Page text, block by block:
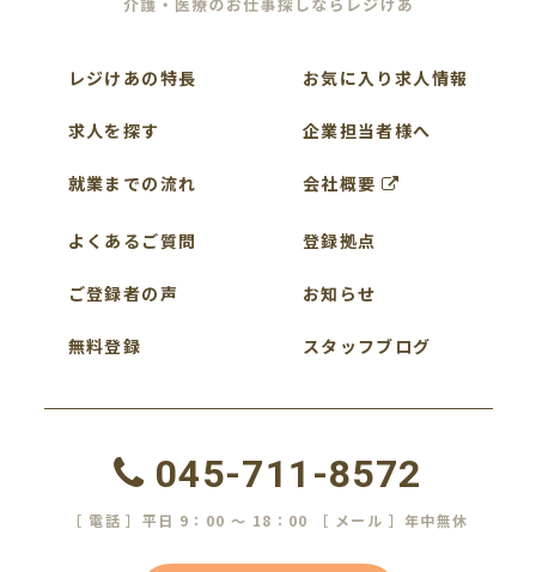
レジけあの特長
求人を探す
就業までの流れ
よくあるご質問
ご登録者の声
無料登録
お気に入り求人情報
企業担当者様へ
会社概要
登録拠点
お知らせ
スタッフブログ
045-711-8572
［ 電話 ］平日 9：00 ～ 18：00 ［ メール ］年中無休